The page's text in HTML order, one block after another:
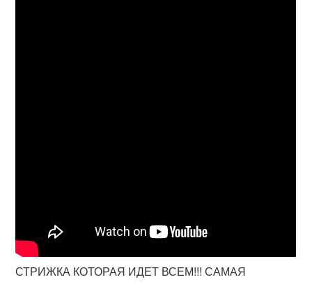
СТРИЖКА КОТОРАЯ ИДЕТ ВСЕМ!!! САМАЯ